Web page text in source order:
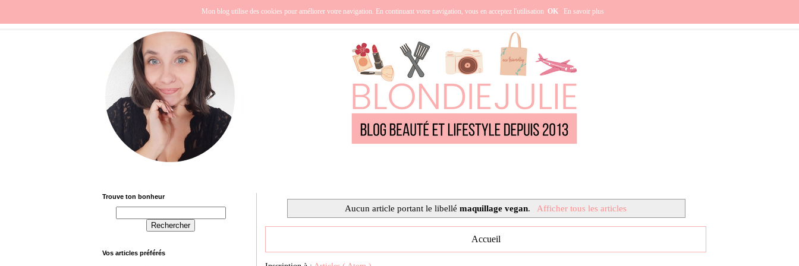
Europe France Océanie Lifestyle Cuisine Culture Qui suis-je ?
Aucun article portant le libellémaquillage vegan. Afficher tous les articles
Accueil
Trouve ton bonheur
Vos articles préférés
Mon blog utilise des cookies pour améliorer votre navigation. En continuant votre navigation, vous en acceptez l'utilisation OK En savoir plus